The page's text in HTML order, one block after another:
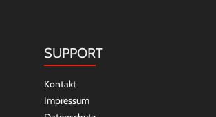
SUPPORT
Kontakt
Impressum